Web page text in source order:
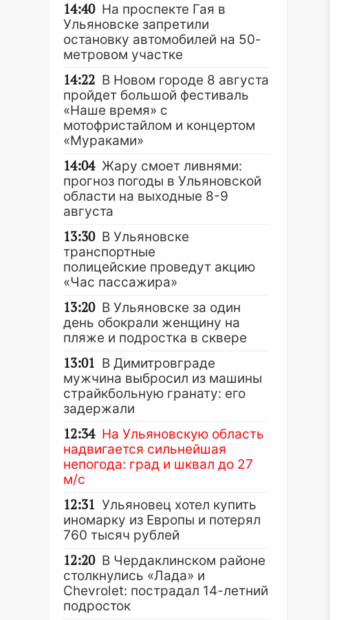
14:40 На проспекте Гая в
Ульяновске запретили
остановку автомобилей на 50-
метровом участке
14:22 В Новом городе 8 августа
пройдет большой фестиваль
«Наше время» с
мотофристайлом и концертом
«Мураками»
14:04 Жару смоет ливнями:
прогноз погоды в Ульяновской
области на выходные 8-9
августа
13:30 В Ульяновске
транспортные
полицейские проведут акцию
«Час пассажира»
13:20 В Ульяновске за один
день обокрали женщину на
пляже и подростка в сквере
13:01 В Димитровграде
мужчина выбросил из машины
страйкбольную гранату: его
задержали
12:34 На Ульяновскую область
надвигается сильнейшая
непогода: град и шквал до 27
м/с
12:31 Ульяновец хотел купить
иномарку из Европы и потерял
760 тысяч рублей
12:20 В Чердаклинском районе
столкнулись «Лада» и
Chevrolet: пострадал 14-летний
подросток